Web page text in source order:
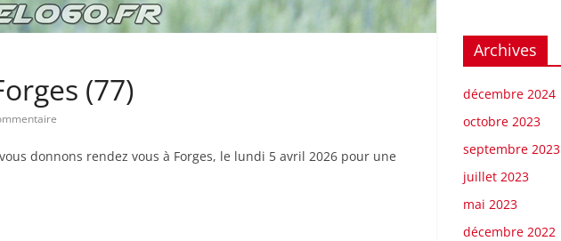
(77)
donnons rendez vous à Forges, le lundi 5 avril 2026 pour une
Archives
décembre 2024
octobre 2023
septembre 2023
juillet 2023
mai 2023
décembre 2022